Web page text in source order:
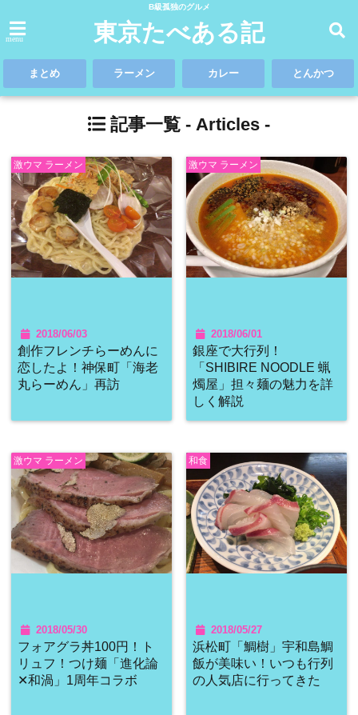
B級孤独のグルメ
menu 東京たべある記
まとめ ラーメン カレー とんかつ
記事一覧 - Articles -
激ウマ ラーメン
2018/06/03
創作フレンチらーめんに
恋したよ！神保町「海老
丸らーめん」再訪
激ウマ ラーメン
2018/06/01
銀座で大行列！
「SHIBIRE NOODLE 蝋
燭屋」担々麺の魅力を詳
しく解説
激ウマ ラーメン
2018/05/30
フォアグラ丼100円！ト
リュフ！つけ麺「進化論
✕和渦」1周年コラボ
和食
2018/05/27
浜松町「鯛樹」宇和島鯛
飯が美味い！いつも行列
の人気店に行ってきた